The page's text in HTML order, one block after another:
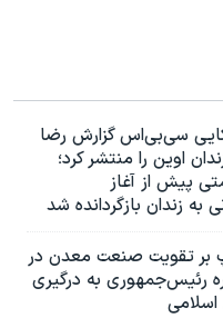
سی‌بی‌‌اس گزارش رضا
اوین را منتشر کرد؛
پیش از آغاز
به زندان بازگردانده شد
بر تقویت صنعت معدن در
رئیس‌جمهوری به درگیری